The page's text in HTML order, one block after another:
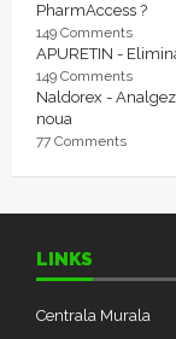
PharmAccess ?
149 Comments
APURETIN -
149 Comments
Naldorex -
noua
77 Comments
LINKS
Centrala Murala